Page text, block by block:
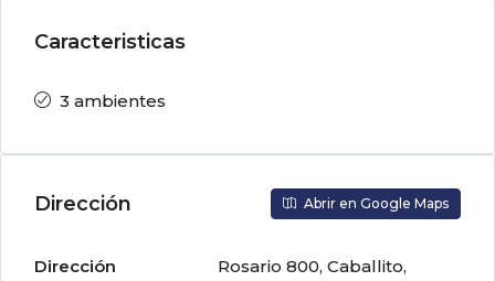
Caracteristicas
3 ambientes
Dirección Abrir en Google Maps
Dirección Rosario 800, Caballito,